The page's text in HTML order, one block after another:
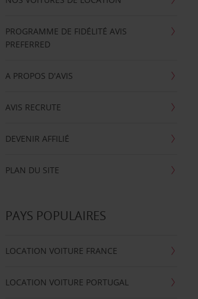
PROGRAMME DE FIDÉLITÉ AVIS
PREFERRED
A PROPOS D'AVIS
AVIS RECRUTE
DEVENIR AFFILIÉ
PLAN DU SITE
PAYS POPULAIRES
LOCATION VOITURE FRANCE
LOCATION VOITURE PORTUGAL